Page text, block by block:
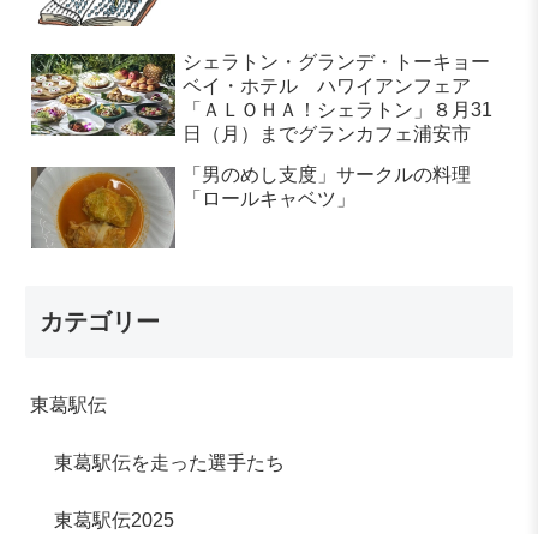
シェラトン・グランデ・トーキョー
ベイ・ホテル ハワイアンフェア
「ＡＬＯＨＡ！シェラトン」８月31
日（月）までグランカフェ浦安市
「男のめし支度」サークルの料理
「ロールキャベツ」
カテゴリー
東葛駅伝
東葛駅伝を走った選手たち
東葛駅伝2025